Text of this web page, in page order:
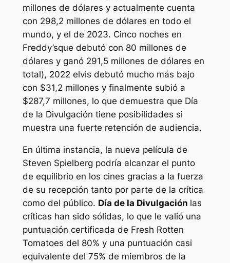
millones de dólares y actualmente cuenta
con 298,2 millones de dólares en todo el
mundo, y el de 2023. Cinco noches en
Freddy’sque debutó con 80 millones de
dólares y ganó 291,5 millones de dólares en
total), 2022 elvis debutó mucho más bajo
con $31,2 millones y finalmente subió a
$287,7 millones, lo que demuestra que Día
de la Divulgación tiene posibilidades si
muestra una fuerte retención de audiencia.
En última instancia, la nueva película de
Steven Spielberg podría alcanzar el punto
de equilibrio en los cines gracias a la fuerza
de su recepción tanto por parte de la crítica
como del público. Día de la Divulgación las
críticas han sido sólidas, lo que le valió una
puntuación certificada de Fresh Rotten
Tomatoes del 80% y una puntuación casi
equivalente del 75% de miembros de la